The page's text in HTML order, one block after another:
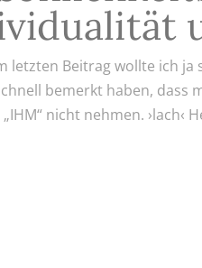
letzten Beitrag wollte ich
bemerkt haben, dass
nicht nehmen. ›lach‹